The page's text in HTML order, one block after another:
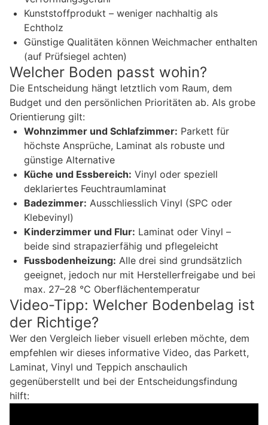
Kunststoffprodukt – weniger nachhaltig als
Echtholz
Günstige Qualitäten können Weichmacher enthalten
(auf Prüfsiegel achten)
Welcher Boden passt wohin?
Die Entscheidung hängt letztlich vom Raum, dem
Budget und den persönlichen Prioritäten ab. Als grobe
Orientierung gilt:
Wohnzimmer und Schlafzimmer: Parkett für
höchste Ansprüche, Laminat als robuste und
günstige Alternative
Küche und Essbereich: Vinyl oder speziell
deklariertes Feuchtraumlaminat
Badezimmer: Ausschliesslich Vinyl (SPC oder
Klebevinyl)
Kinderzimmer und Flur: Laminat oder Vinyl –
beide sind strapazierfähig und pflegeleicht
Fussbodenheizung: Alle drei sind grundsätzlich
geeignet, jedoch nur mit Herstellerfreigabe und bei
max. 27–28 °C Oberflächentemperatur
Video-Tipp: Welcher Bodenbelag ist
der Richtige?
Wer den Vergleich lieber visuell erleben möchte, dem
empfehlen wir dieses informative Video, das Parkett,
Laminat, Vinyl und Teppich anschaulich
gegenüberstellt und bei der Entscheidungsfindung
hilft: